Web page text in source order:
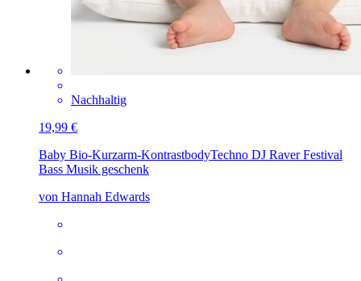
Nachhaltig
19,99 €
Baby Bio-Kurzarm-KontrastbodyTechno DJ Raver Festival
Bass Musik geschenk
von Hannah Edwards